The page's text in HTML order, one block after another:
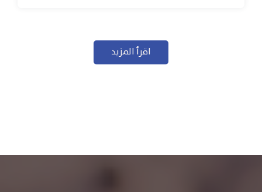
اقرأ المزيد